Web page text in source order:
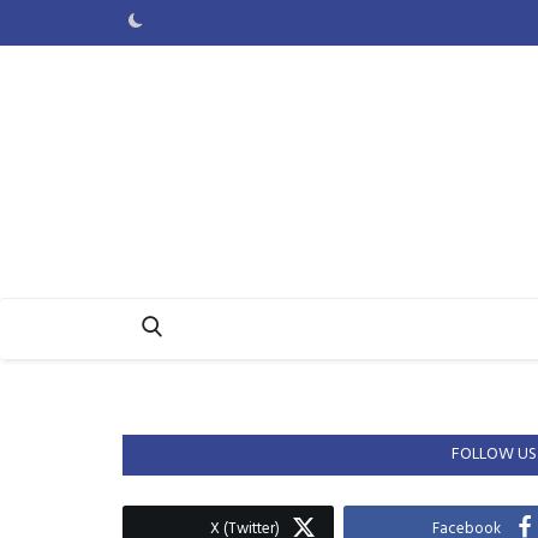
FOLLOW US
Facebook
X (Twitter)